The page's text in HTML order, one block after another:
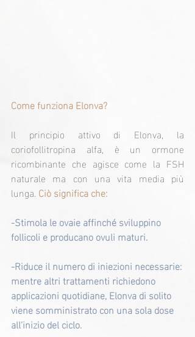
Come funziona Elonva?
Il principio attivo di Elonva, la
coriofollitropina alfa, è un ormone
ricombinante che agisce come la FSH
naturale ma con una vita media più
lunga. Ciò significa che:
-Stimola le ovaie affinché sviluppino
follicoli e producano ovuli maturi.
-Riduce il numero di iniezioni necessarie:
mentre altri trattamenti richiedono
applicazioni quotidiane, Elonva di solito
viene somministrato con una sola dose
all'inizio del ciclo.